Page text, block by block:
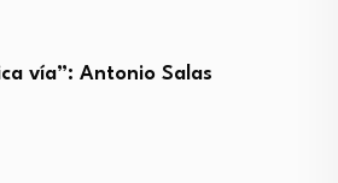
vía”: Antonio Salas